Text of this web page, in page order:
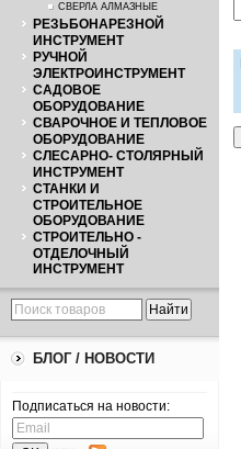
СВЕРЛА АЛМАЗНЫЕ
РЕЗЬБОНАРЕЗНОЙ
ИНСТРУМЕНТ
РУЧНОЙ
ЭЛЕКТРОИНСТРУМЕНТ
САДОВОЕ
ОБОРУДОВАНИЕ
СВАРОЧНОЕ И ТЕПЛОВОЕ
ОБОРУДОВАНИЕ
СЛЕСАРНО- СТОЛЯРНЫЙ
ИНСТРУМЕНТ
СТАНКИ И
СТРОИТЕЛЬНОЕ
ОБОРУДОВАНИЕ
СТРОИТЕЛЬНО -
ОТДЕЛОЧНЫЙ
ИНСТРУМЕНТ
БЛОГ / НОВОСТИ
Подписаться на новости: